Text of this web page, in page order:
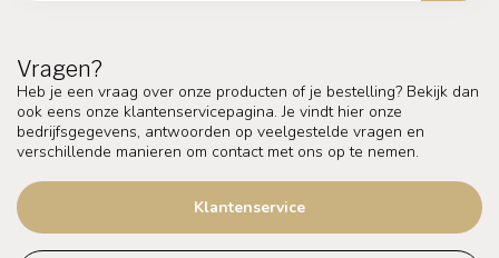
Vragen?
Heb je een vraag over onze producten of je bestelling? Bekijk dan
ook eens onze klantenservicepagina. Je vindt hier onze
bedrijfsgegevens, antwoorden op veelgestelde vragen en
verschillende manieren om contact met ons op te nemen.
Klantenservice